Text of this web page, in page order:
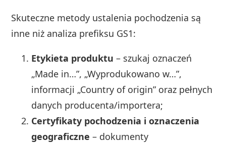
Skuteczne metody ustalenia pochodzenia są
inne niż analiza prefiksu GS1:
Etykieta produktu – szukaj oznaczeń
„Made in…”, „Wyprodukowano w…”,
informacji „Country of origin” oraz pełnych
danych producenta/importera;
Certyfikaty pochodzenia i oznaczenia
geograficzne – dokumenty